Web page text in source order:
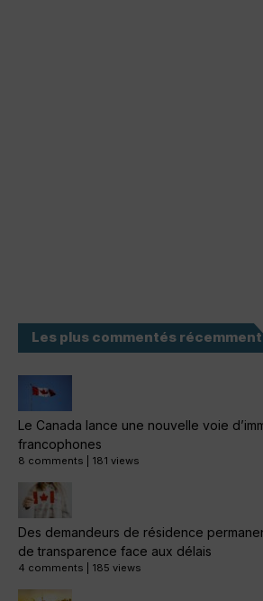
Les plus commentés récemment
Le Canada lance une nouvelle voie
francophones
8 comments 181 views
Des demandeurs de résidence
de transparence face aux délais
4 comments 185 views